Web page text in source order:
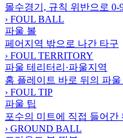
몰수경기, 규칙 위반으로 0-
› FOUL BALL
파울 볼
페어지역 밖으로 나간 타구
› FOUL TERRITORY
파울 테리터리·파울지역
홈 플레이트 바로 뒤의 파울
› FOUL TIP
파울 팁
포수의 미트에 직접 들어간
› GROUND BALL